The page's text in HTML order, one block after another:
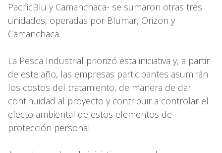
PacificBlu y Camanchaca- se sumaron otras tres
unidades, operadas por Blumar, Orizon y
Camanchaca.
La Pesca Industrial priorizó esta iniciativa y, a partir
de este año, las empresas participantes asumirán
los costos del tratamiento, de manera de dar
continuidad al proyecto y contribuir a controlar el
efecto ambiental de estos elementos de
protección personal.